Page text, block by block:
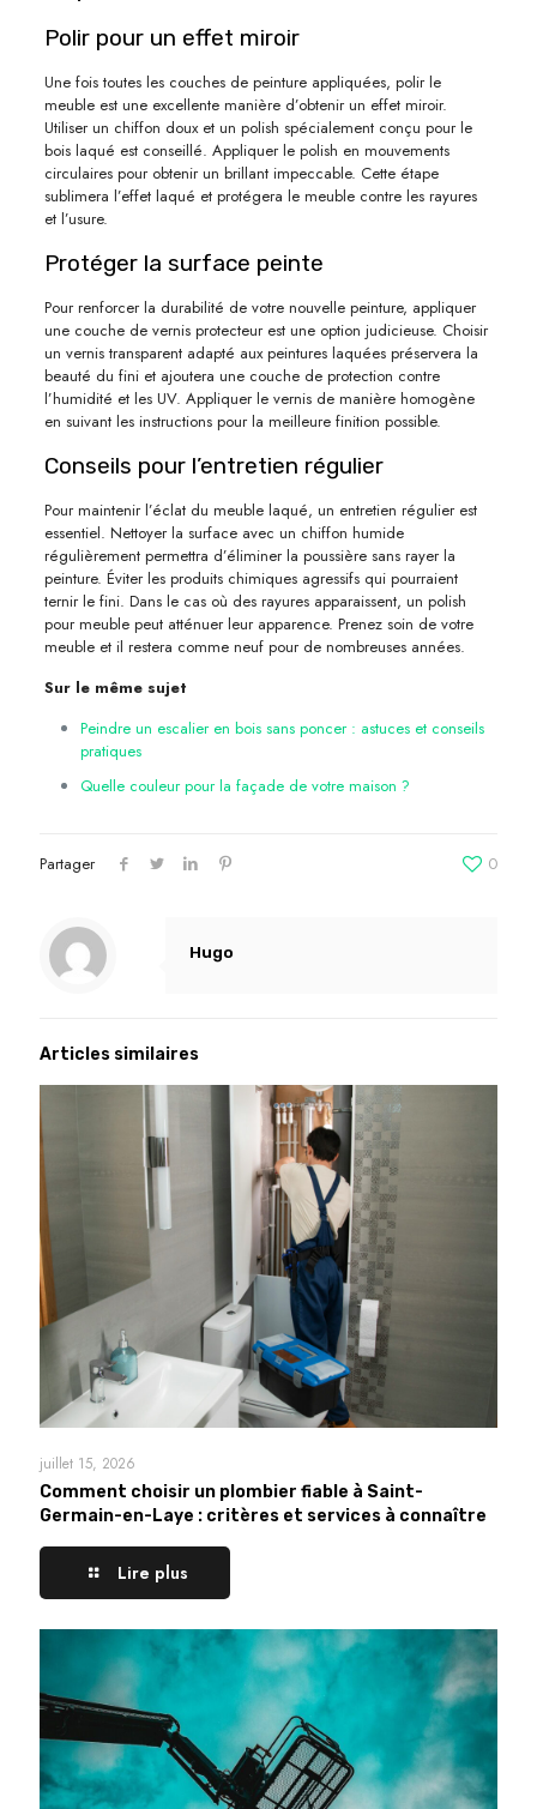
Polir pour un effet miroir
Une fois toutes les couches de peinture appliquées, polir le
meuble est une excellente manière d’obtenir un effet miroir.
Utiliser un chiffon doux et un polish spécialement conçu pour le
bois laqué est conseillé. Appliquer le polish en mouvements
circulaires pour obtenir un brillant impeccable. Cette étape
sublimera l’effet laqué et protégera le meuble contre les rayures
et l’usure.
Protéger la surface peinte
Pour renforcer la durabilité de votre nouvelle peinture, appliquer
une couche de vernis protecteur est une option judicieuse. Choisir
un vernis transparent adapté aux peintures laquées préservera la
beauté du fini et ajoutera une couche de protection contre
l’humidité et les UV. Appliquer le vernis de manière homogène
en suivant les instructions pour la meilleure finition possible.
Conseils pour l’entretien régulier
Pour maintenir l’éclat du meuble laqué, un entretien régulier est
essentiel. Nettoyer la surface avec un chiffon humide
régulièrement permettra d’éliminer la poussière sans rayer la
peinture. Éviter les produits chimiques agressifs qui pourraient
ternir le fini. Dans le cas où des rayures apparaissent, un polish
pour meuble peut atténuer leur apparence. Prenez soin de votre
meuble et il restera comme neuf pour de nombreuses années.
Sur le même sujet
Peindre un escalier en bois sans poncer : astuces et conseils
pratiques
Quelle couleur pour la façade de votre maison ?
Partager 0
Hugo
Articles similaires
juillet 15, 2026
Comment choisir un plombier fiable à Saint-
Germain-en-Laye : critères et services à connaître
Lire plus